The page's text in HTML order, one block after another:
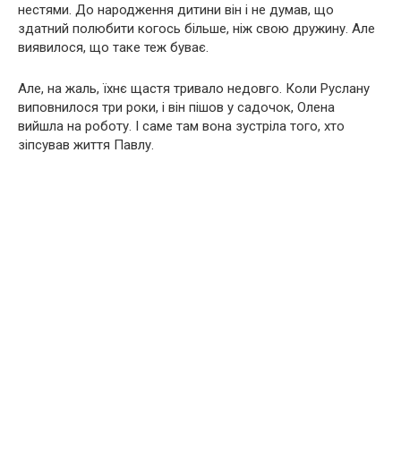
нестями. До народження дитини він і не думав, що
здатний полюбити когось більше, ніж свою дружину. Але
виявилося, що таке теж буває.
Але, на жаль, їхнє щастя тривало недовго. Коли Руслану
виповнилося три роки, і він пішов у садочок, Олена
вийшла на роботу. І саме там вона зустріла того, хто
зіпсував життя Павлу.